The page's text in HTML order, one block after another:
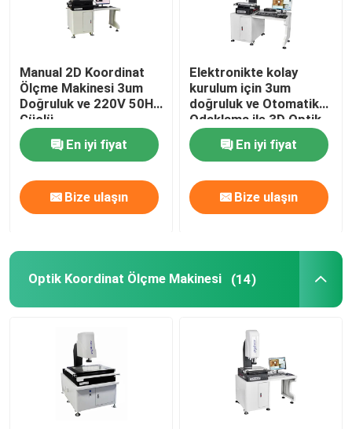
Manual 2D Koordinat
Ölçme Makinesi 3um
Doğruluk ve 220V 50HZ
Güçlü
En iyi fiyat
Bize ulaşın
Elektronikte kolay
kurulum için 3um
doğruluk ve Otomatik
Odaklama ile 3D Optik
Görme Ölçüm Sistemi
En iyi fiyat
Bize ulaşın
Optik Koordinat Ölçme Makinesi (14)